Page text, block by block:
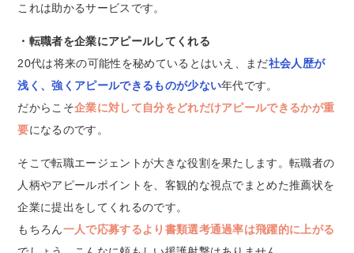
これは助かるサービスです。
・転職者を企業にアピールしてくれる
20代は将来の可能性を秘めているとはいえ、まだ社会人歴が
浅く、強くアピールできるものが少ない年代です。
だからこそ企業に対して自分をどれだけアピールできるかが重
要になるのです。
そこで転職エージェントが大きな役割を果たします。転職者の
人柄やアピールポイントを、客観的な視点でまとめた推薦状を
企業に提出をしてくれるのです。
もちろん一人で応募するより書類選考通過率は飛躍的に上がる